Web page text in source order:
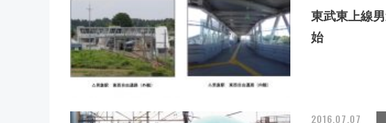
東武東上線
始
2016.07.07